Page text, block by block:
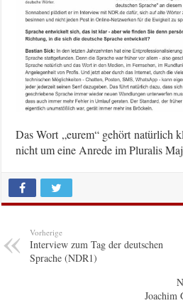
Das Wort „eurem“ gehört natürlich
nicht um eine Anrede im Pluralis
Vorherige
Interview zum Tag der deutschen
Sprache (NDR1)
Joachim